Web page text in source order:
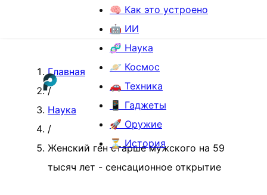
🧠 Как это устроено
🤖 ИИ
🧬 Наука
🪐 Космос
🚗 Техника
📱 Гаджеты
🚀 Оружие
⏳ История
Главная
/
Наука
/
Женский ген старше мужского на 59
тысяч лет - сенсационное открытие